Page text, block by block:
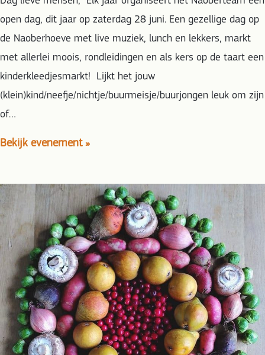
open dag, dit jaar op zaterdag 28 juni. Een gezellige dag op
de Naoberhoeve met live muziek, lunch en lekkers, markt
met allerlei moois, rondleidingen en als kers op de taart een
kinderkleedjesmarkt! Lijkt het jouw
(klein)kind/neefje/nichtje/buurmeisje/buurjongen leuk om zijn
of…
Bekijk evenement »